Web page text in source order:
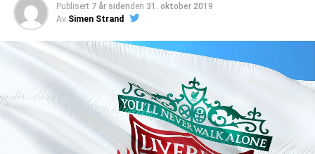
Publisert 7 år sidenden 31. oktober 2019
Av Simen Strand